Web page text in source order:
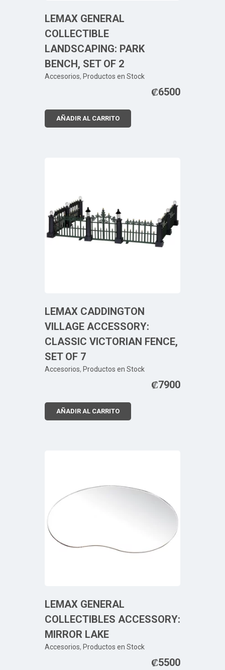
LEMAX GENERAL
COLLECTIBLE
LANDSCAPING: PARK
BENCH, SET OF 2
Accesorios, Productos en Stock
₡6500
AÑADIR AL CARRITO
LEMAX CADDINGTON
VILLAGE ACCESSORY:
CLASSIC VICTORIAN FENCE,
SET OF 7
Accesorios, Productos en Stock
₡7900
AÑADIR AL CARRITO
LEMAX GENERAL
COLLECTIBLES ACCESSORY:
MIRROR LAKE
Accesorios, Productos en Stock
₡5500